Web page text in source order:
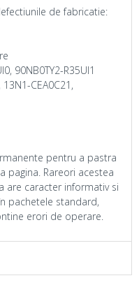
de fabricatie:
90NB0TY2-R35UI1
CEA0C21,
pentru a pastra
pagina. Rareori acestea
are caracter informativ si
pachetele standard,
erori de operare.